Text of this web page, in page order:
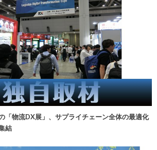
「物流DX展」、サプライチェーン全体の最適化
結